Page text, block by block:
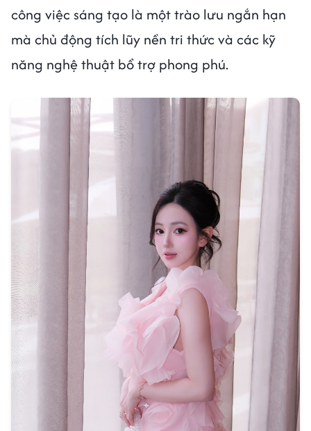
công việc sáng tạo là một trào lưu ngắn hạn
mà chủ động tích lũy nền tri thức và các kỹ
năng nghệ thuật bổ trợ phong phú.